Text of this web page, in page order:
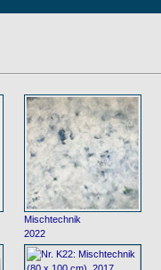
Mischtechnik
2022